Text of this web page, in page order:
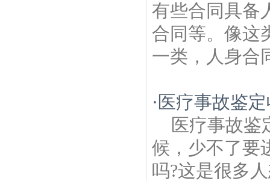
有些合同具备
合同等。像这
一类，人身合
· 医疗事故鉴
医疗事故鉴
候，少不了要
吗?这是很多